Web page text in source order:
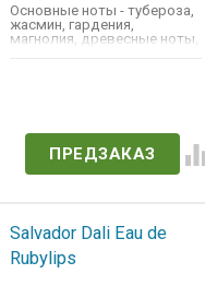
Основные ноты - тубероза,
жасмин, гардения,
магнолия, древесные ноты,
ПРЕДЗАКАЗ
Salvador Dali Eau de
Rubylips